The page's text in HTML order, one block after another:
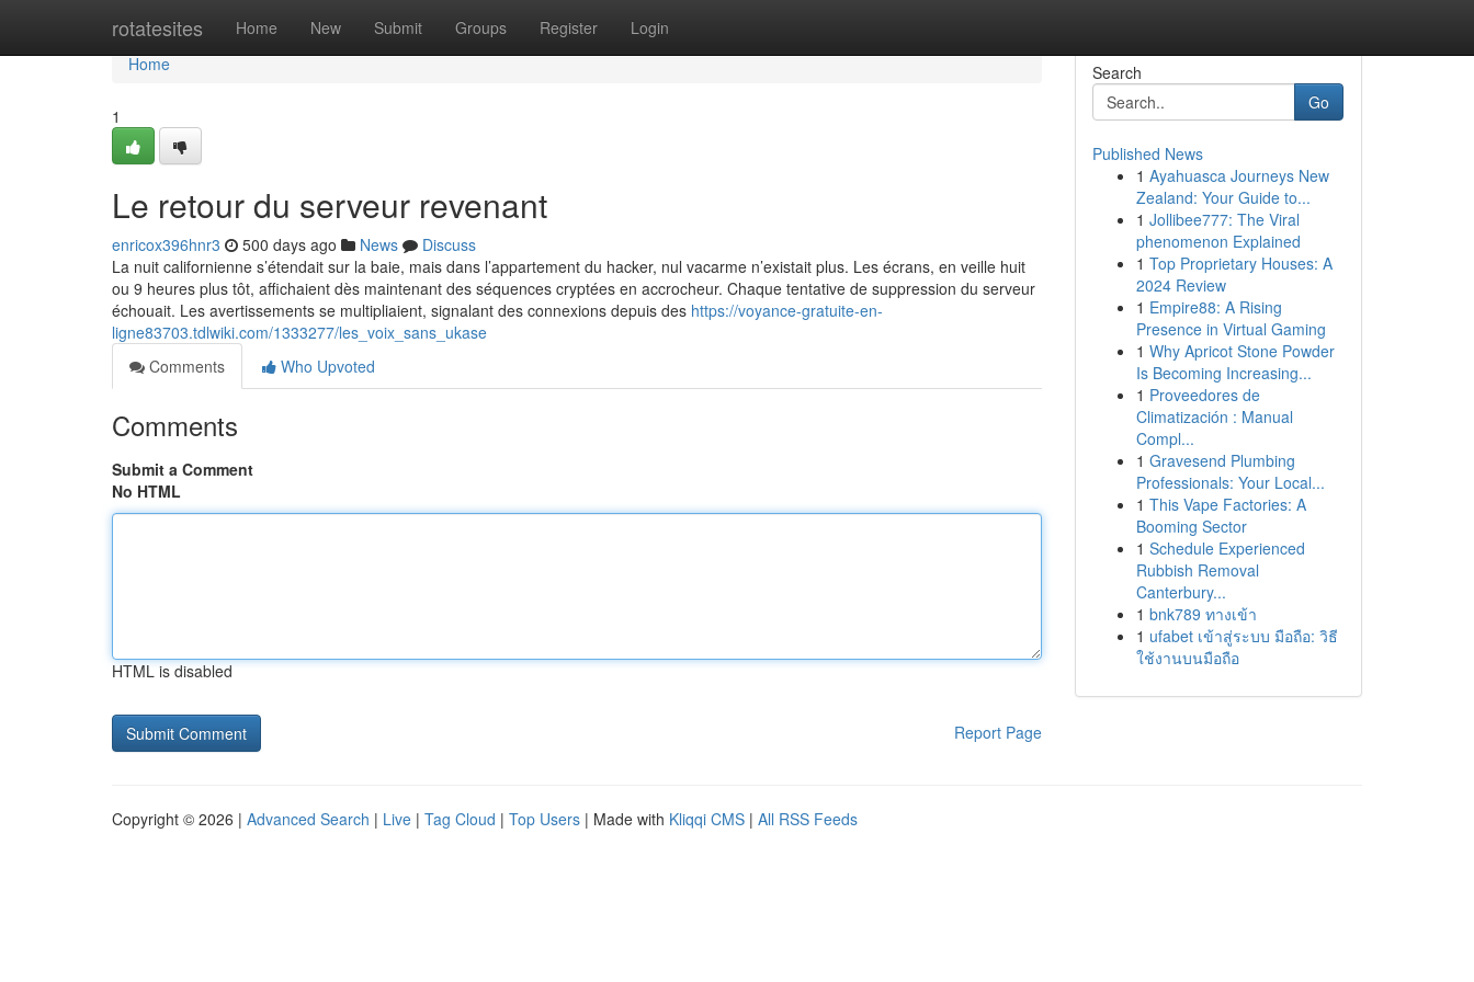
rotatesites Home New Submit Groups Register Login
Home
Home
1
Le retour du serveur revenant
enricox396hnr3 500 days ago News
Discuss
La nuit californienne s’étendait sur la baie, mais dans l’appartement du hacker, nul vacarme n’existait plus. Les écrans, en veille huit
ou 9 heures plus tôt, affichaient dès maintenant des séquences cryptées en accrocheur. Chaque tentative de suppression du serveur
échouait. Les avertissements se multipliaient, signalant des connexions depuis des https://voyance-gratuite-en-
ligne83703.tdlwiki.com/1333277/les_voix_sans_ukase
Comments
Who Upvoted
Comments
Submit a Comment
No HTML
HTML is disabled
Report Page
Search
Go
Published News
1 Ayahuasca Journeys New
Zealand: Your Guide to...
1 Jollibee777: The Viral
phenomenon Explained
1 Top Proprietary Houses: A
2024 Review
1 Empire88: A Rising
Presence in Virtual Gaming
1 Why Apricot Stone Powder
Is Becoming Increasing...
1 Proveedores de
Climatización : Manual
Compl...
1 Gravesend Plumbing
Professionals: Your Local...
1 This Vape Factories: A
Booming Sector
1 Schedule Experienced
Rubbish Removal
Canterbury...
1 bnk789 ทางเข้า
1 ufabet เข้าสู่ระบบ มือถือ: วิธี
ใช้งานบนมือถือ
Copyright © 2026 | Advanced Search | Live | Tag Cloud | Top Users | Made with Kliqqi CMS | All RSS Feeds